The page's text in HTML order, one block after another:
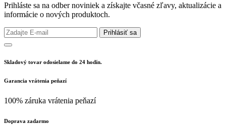
Prihláste sa na odber noviniek a získajte včasné zľavy, aktualizácie a
informácie o nových produktoch.
Prihlásiť sa
Skladový tovar odosielame do 24 hodín.
Garancia vrátenia peňazí
100% záruka vrátenia peňazí
Doprava zadarmo